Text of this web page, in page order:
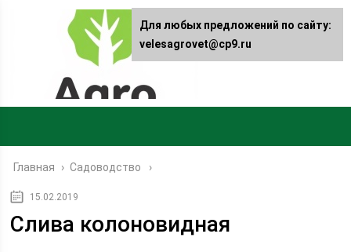
Главная › Садоводство
15.02.2019
Слива колоновидная
Для любых предложений по сайту:
velesagrovet@cp9.ru